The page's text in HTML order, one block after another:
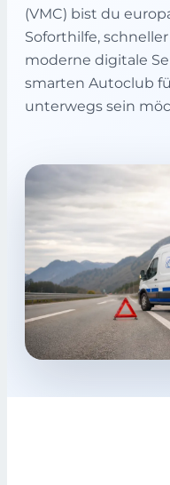
(VMC) bist du
Soforthilfe,
moderne digitale
smarten Autoclub
unterwegs sein